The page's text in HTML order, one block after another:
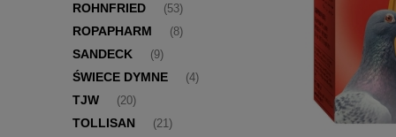
ROHNFRIED (53)
ROPAPHARM (8)
SANDECK (9)
ŚWIECE DYMNE (4)
TJW (20)
TOLLISAN (21)